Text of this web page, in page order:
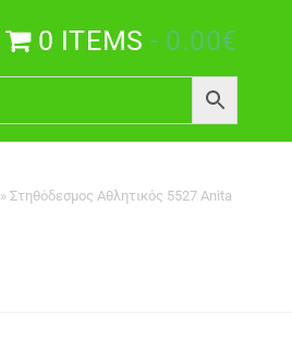
0 ITEMS 0.00€
»Στηθόδεσμος Αθλητικός 5527 Anita Active